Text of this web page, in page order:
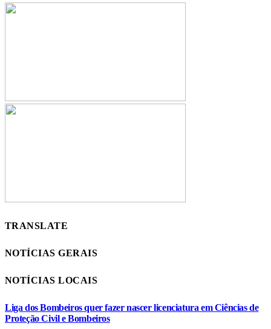
TRANSLATE
NOTÍCIAS GERAIS
NOTÍCIAS LOCAIS
Liga dos Bombeiros quer fazer nascer licenciatura em Ciências de
Proteção Civil e Bombeiros